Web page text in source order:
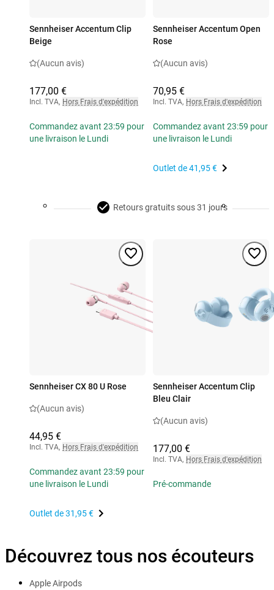
Sennheiser Accentum Clip
Beige
(Aucun avis)
177,00 €
Incl. TVA, Hors Frais d'expédition
Commandez avant 23:59 pour
une livraison le Lundi
Sennheiser Accentum Open
Rose
(Aucun avis)
70,95 €
Incl. TVA, Hors Frais d'expédition
Commandez avant 23:59 pour
une livraison le Lundi
Outlet de41,95 €
Retours gratuits sous 31 jours
Sennheiser CX 80 U Rose
(Aucun avis)
44,95 €
Incl. TVA, Hors Frais d'expédition
Commandez avant 23:59 pour
une livraison le Lundi
Outlet de31,95 €
Sennheiser Accentum Clip
Bleu Clair
(Aucun avis)
177,00 €
Incl. TVA, Hors Frais d'expédition
Pré-commande
Découvrez tous nos écouteurs
Apple Airpods